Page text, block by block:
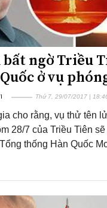
ngờ Triều
ở vụ
Thứ 7, 29/07/2017 |
cho rằng, vụ thử tên
28/7 của Triều Tiên
thống Hàn Quốc